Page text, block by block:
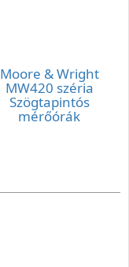
Moore & Wright
MW420 széria
Szögtapintós
mérőórák